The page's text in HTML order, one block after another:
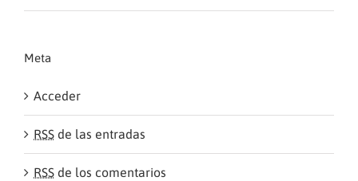
Meta
Acceder
RSS de las entradas
RSS de los comentarios